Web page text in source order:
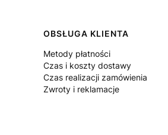
OBSŁUGA KLIENTA
Metody płatności
Czas i koszty dostawy
Czas realizacji zamówienia
Zwroty i reklamacje